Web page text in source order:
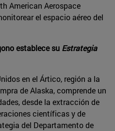
American Aerospace
el espacio aéreo del
establece su Estrategia
en el Ártico, región a la
de Alaska, comprende un
desde la extracción de
científicas y de
del Departamento de